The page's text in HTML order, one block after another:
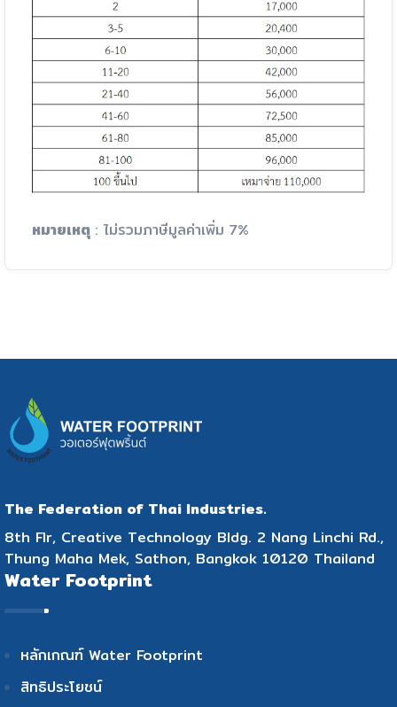
หมายเหตุ : ไม่รวมภาษีมูลค่าเพิ่ม 7%
The Federation of Thai Industries.
8th Flr, Creative Technology Bldg. 2 Nang Linchi Rd.,
Thung Maha Mek, Sathon, Bangkok 10120 Thailand
Water Footprint
หลักเกณฑ์ Water Footprint
สิทธิประโยชน์